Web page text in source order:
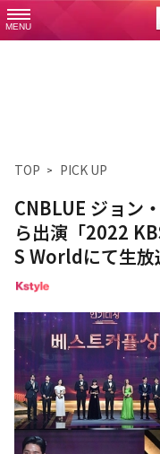
MENU
TOP PICK UP
CNBLUE ジョン
ら出演「2022
S Worldにて生放